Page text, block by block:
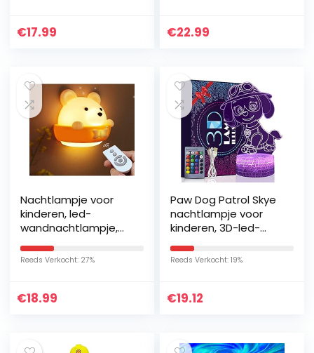
Kinderlamp in 3…
€17.99
perfecte…
€22.99
Nachtlampje voor
kinderen, led-
wandnachtlampje,
met
nachtlampjes voor…
Reeds Verkocht: 27%
€18.99
Paw Dog Patrol Skye
nachtlampje voor
kinderen, 3D-led-
kleurverandering,
Reeds Verkocht: 19%
€19.12